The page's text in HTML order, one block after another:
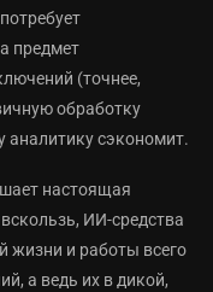
предмет
(точнее,
обработку
аналитику сэкономит.
настоящая
ИИ-средства
жизни и работы всего
а ведь их в дикой,